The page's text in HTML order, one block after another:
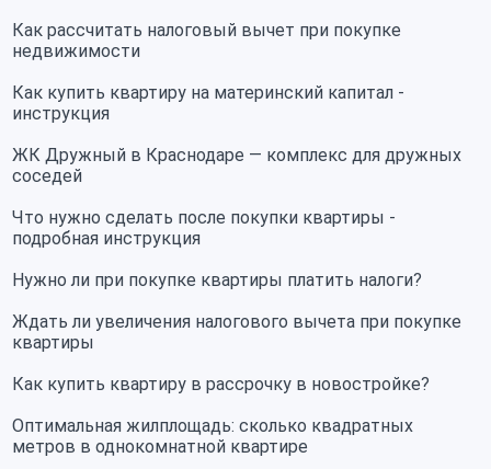
Как рассчитать налоговый вычет при покупке
недвижимости
Как купить квартиру на материнский капитал -
инструкция
ЖК Дружный в Краснодаре — комплекс для дружных
соседей
Что нужно сделать после покупки квартиры -
подробная инструкция
Нужно ли при покупке квартиры платить налоги?
Ждать ли увеличения налогового вычета при покупке
квартиры
Как купить квартиру в рассрочку в новостройке?
Оптимальная жилплощадь: сколько квадратных
метров в однокомнатной квартире